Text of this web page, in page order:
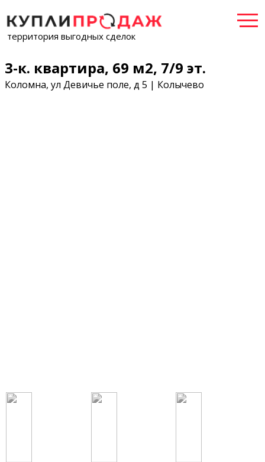
территория выгодных сделок
3-к. квартира, 69 м2, 7/9 эт.
Коломна, ул Девичье поле, д 5 | Колычево